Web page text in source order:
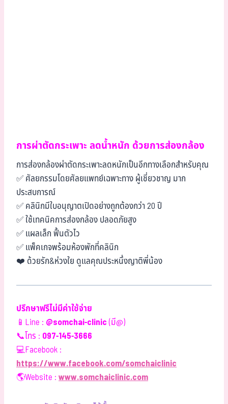
การผ่าตัดกระเพาะ ลดน้ำหนัก ด้วยการส่องกล้อง
การส่องกล้องผ่าตัดกระเพาะลดหนักเป็นอีกทางเลือกสำหรับคุณ
✅ ศัลยกรรมโดยศัลยแพทย์เฉพาะทาง ผู้เชี่ยวชาญ มาก
ประสบการณ์
✅ คลินิกมีใบอนุญาตเปิดอย่างถูกต้องกว่า 20 ปี
✅ ใช้เทคนิคการส่องกล้อง ปลอดภัยสูง
✅ แผลเล็ก ฟื้นตัวไว
✅ แพ็คเกจพร้อมห้องพักที่คลินิก
❤️ ด้วยรัก&ห่วงใย ดูแลคุณประหนึ่งญาติพี่น้อง
ปรึกษาฟรีไม่มีค่าใช้จ่าย
📱Line : @somchai-clinic(มี@)
📞โทร : 097-145-3666
💻Facebook :
https://www.facebook.com/somchaiclinic
🌎Website :www.somchaiclinic.com